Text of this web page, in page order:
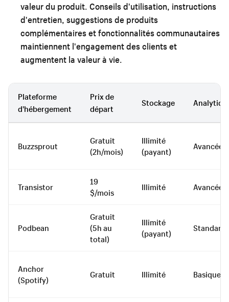
valeur du produit. Conseils d'utilisation, instructions
d'entretien, suggestions de produits
complémentaires et fonctionnalités communautaires
maintiennent l'engagement des clients et
augmentent la valeur à vie.
Plateforme
d'hébergement
Prix de
départ
Stockage
Buzzsprout
Gratuit
(2h/mois)
Illimité
(payant)
Avancée
Transistor
19
$/mois
Illimité Avancée
Podbean
Gratuit
(5h au
total)
Illimité
(payant)
Standard
Anchor
(Spotify)
Gratuit Illimité Basique